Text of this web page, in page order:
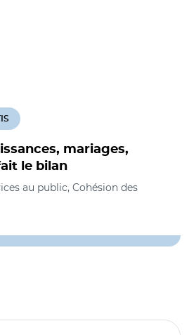
mariages,
le bilan
au public, Cohésion des